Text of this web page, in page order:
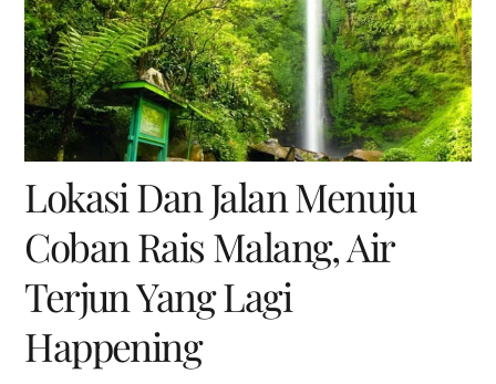
Lokasi Dan Jalan Menuju
Coban Rais Malang, Air
Terjun Yang Lagi
Happening